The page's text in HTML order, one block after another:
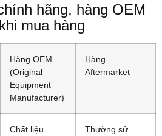
hãng, hàng OEM
mua hàng
Hàng OEM
(Original
Equipment
Manufacturer)
Hàng
Aftermarket
Chất liệu
Thường sử